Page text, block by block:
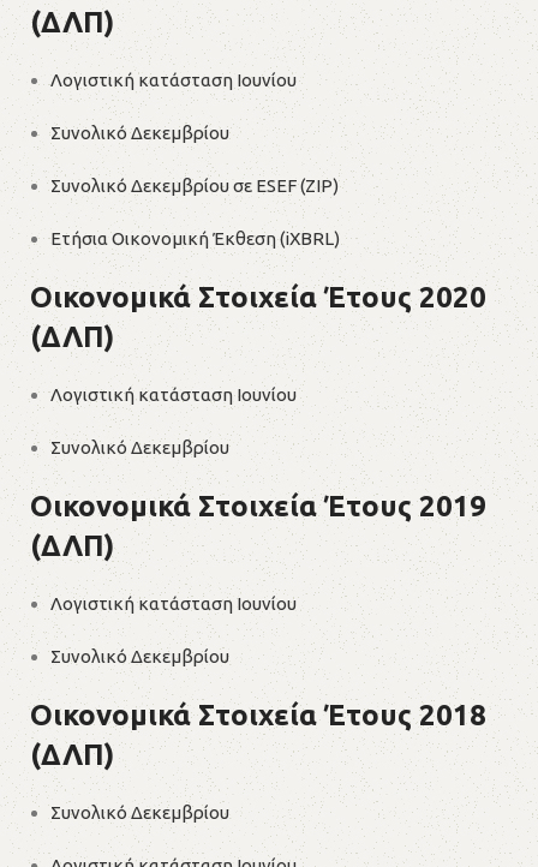
(ΔΛΠ)
Λογιστική κατάσταση Ιουνίου
Συνολικό Δεκεμβρίου
Συνολικό Δεκεμβρίου σε ESEF (ZIP)
Ετήσια Οικονομική Έκθεση (iXBRL)
Οικονομικά Στοιχεία Έτους 2020
(ΔΛΠ)
Λογιστική κατάσταση Ιουνίου
Συνολικό Δεκεμβρίου
Οικονομικά Στοιχεία Έτους 2019
(ΔΛΠ)
Λογιστική κατάσταση Ιουνίου
Συνολικό Δεκεμβρίου
Οικονομικά Στοιχεία Έτους 2018
(ΔΛΠ)
Συνολικό Δεκεμβρίου